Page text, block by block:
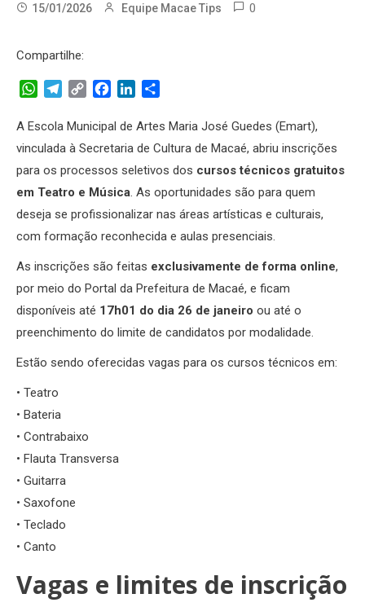
15/01/2026 Equipe Macae Tips 0
Compartilhe:
WhatsApp
Telegram
Copy
FacebookLinkedIn
A Escola Municipal de Artes Maria José Guedes (Emart),
vinculada à Secretaria de Cultura de Macaé, abriu inscrições
para os processos seletivos dos cursos técnicos gratuitos
em Teatro e Música. As oportunidades são para quem
deseja se profissionalizar nas áreas artísticas e culturais,
com formação reconhecida e aulas presenciais.
As inscrições são feitas exclusivamente de forma online,
por meio do Portal da Prefeitura de Macaé, e ficam
disponíveis até 17h01 do dia 26 de janeiro ou até o
preenchimento do limite de candidatos por modalidade.
Estão sendo oferecidas vagas para os cursos técnicos em:
• Teatro
• Bateria
• Contrabaixo
• Flauta Transversa
• Guitarra
• Saxofone
• Teclado
• Canto
Vagas e limites de inscrição